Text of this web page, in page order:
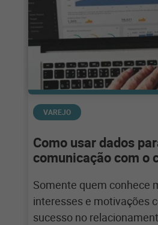
VAREJO
Como usar dados
comunicação com o
Somente quem conhece
interesses e motivações
sucesso no